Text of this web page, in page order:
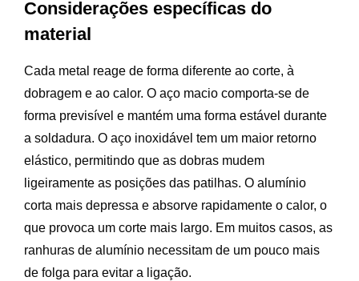
Considerações específicas do
material
Cada metal reage de forma diferente ao corte, à
dobragem e ao calor. O aço macio comporta-se de
forma previsível e mantém uma forma estável durante
a soldadura. O aço inoxidável tem um maior retorno
elástico, permitindo que as dobras mudem
ligeiramente as posições das patilhas. O alumínio
corta mais depressa e absorve rapidamente o calor, o
que provoca um corte mais largo. Em muitos casos, as
ranhuras de alumínio necessitam de um pouco mais
de folga para evitar a ligação.